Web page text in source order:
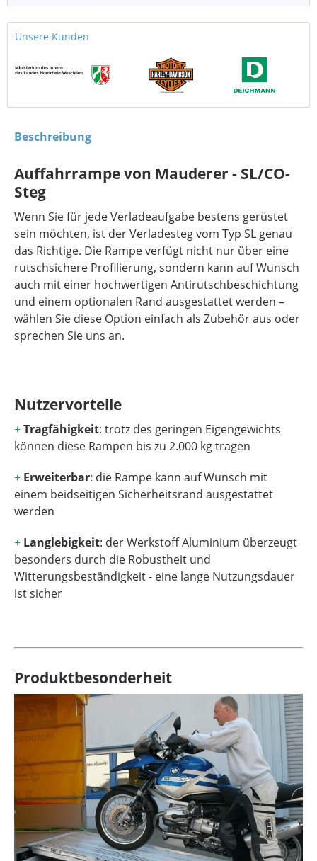
Unsere Kunden
Beschreibung
Auffahrrampe von Mauderer - SL/CO-
Steg
Wenn Sie für jede Verladeaufgabe bestens gerüstet
sein möchten, ist der Verladesteg vom Typ SL genau
das Richtige. Die Rampe verfügt nicht nur über eine
rutschsichere Profilierung, sondern kann auf Wunsch
auch mit einer hochwertigen Antirutschbeschichtung
und einem optionalen Rand ausgestattet werden –
wählen Sie diese Option einfach als Zubehör aus oder
sprechen Sie uns an.
Nutzervorteile
+Tragfähigkeit: trotz des geringen Eigengewichts
können diese Rampen bis zu 2.000 kg tragen
+ Erweiterbar: die Rampe kann auf Wunsch mit
einem beidseitigen Sicherheitsrand ausgestattet
werden
+ Langlebigkeit: der Werkstoff Aluminium überzeugt
besonders durch die Robustheit und
Witterungsbeständigkeit - eine lange Nutzungsdauer
ist sicher
Produktbesonderheit